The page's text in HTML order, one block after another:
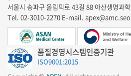
서울시 송파구 올림픽로 43길 88 아산생명과
Tel. 02-3010-2270 E-mail.
품질경영시스템인증기관
ISO9001:2015